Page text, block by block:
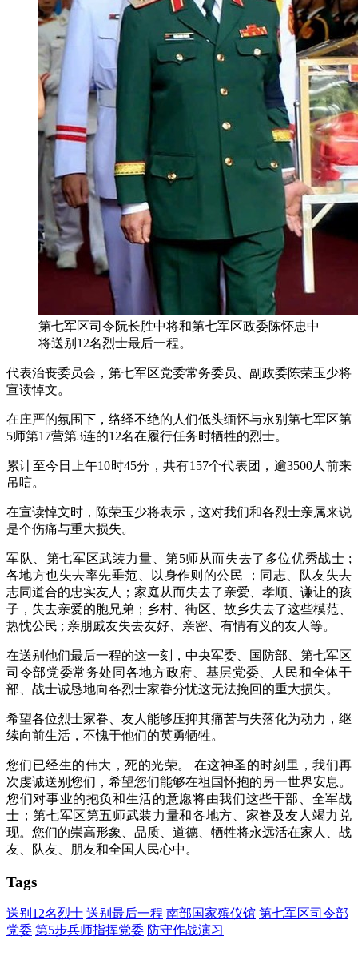
第七军区司令阮长胜中将和第七军区政委陈怀忠中
将送别12名烈士最后一程。
代表治丧委员会，第七军区党委常务委员、副政委陈荣玉少将
宣读悼文。
在庄严的氛围下，络绎不绝的人们低头缅怀与永别第七军区第
5师第17营第3连的12名在履行任务时牺牲的烈士。
累计至今日上午10时45分，共有157个代表团，逾3500人前来
吊唁。
在宣读悼文时，陈荣玉少将表示，这对我们和各烈士亲属来说
是个伤痛与重大损失。
军队、第七军区武装力量、第5师从而失去了多位优秀战士 ;
各地方也失去率先垂范、以身作则的公民 ；同志、队友失去
志同道合的忠实友人；家庭从而失去了亲爱、孝顺、谦让的孩
子，失去亲爱的胞兄弟；乡村、街区、故乡失去了这些模范、
热忱公民 ; 亲朋戚友失去友好、亲密、有情有义的友人等。
在送别他们最后一程的这一刻，中央军委、国防部、第七军区
司令部党委常务处同各地方政府、基层党委、人民和全体干
部、战士诚恳地向各烈士家眷分忧这无法挽回的重大损失。
希望各位烈士家眷、友人能够压抑其痛苦与失落化为动力，继
续向前生活，不愧于他们的英勇牺牲。
您们已经生的伟大，死的光荣。 在这神圣的时刻里，我们再
次虔诚送别您们，希望您们能够在祖国怀抱的另一世界安息。
您们对事业的抱负和生活的意愿将由我们这些干部、全军战
士；第七军区第五师武装力量和各地方、家眷及友人竭力兑
现。您们的崇高形象、品质、道德、牺牲将永远活在家人、战
友、队友、朋友和全国人民心中。
Tags
送别12名烈士 送别最后一程 南部国家殡仪馆 第七军区司令部
党委 第5步兵师指挥党委 防守作战演习